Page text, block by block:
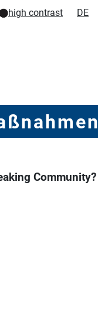
high contrast DE
Community?